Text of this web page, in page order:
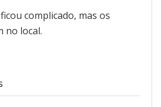
complicado, mas os
no local.